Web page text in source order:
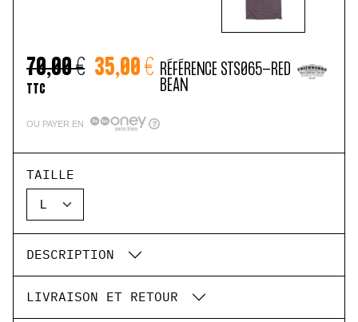
70,00 € 35,00 €
TTC
OU PAYER EN
RÉFÉRENCE STS065-RED
BEAN
TAILLE
DESCRIPTION
LIVRAISON ET RETOUR